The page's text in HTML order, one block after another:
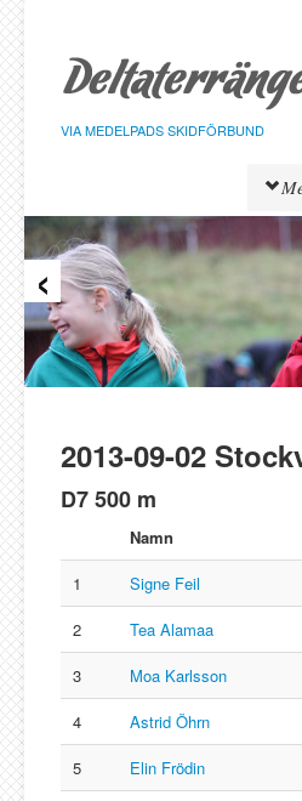
sidans
innehåll
VIA MEDELPADS SKIDFÖRBUND
Tävlingar
Resultat
Löpare
Klasser
Föreningar
Bergeforsen SK
IF Strategen
Lucksta IF
Matfors SK
Njurunda SK
Stockviks SF
Sundsvalls OK
Gästbok
‹
2013-09-02
D7 500 m
Namn
1
Signe Feil
2
Tea Alamaa
3
Moa Karlsson
4
Astrid Öhrn
5
Elin Frödin